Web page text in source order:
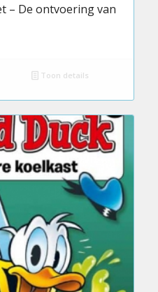
– De ontvoering van
Toon details